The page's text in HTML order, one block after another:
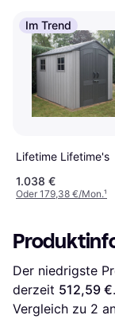
Im Trend
Lifetime Lifetime's
1.038 €
Oder 179,38 €/Mon.¹
Der niedrigste
derzeit 512,59 €
Vergleich zu 2